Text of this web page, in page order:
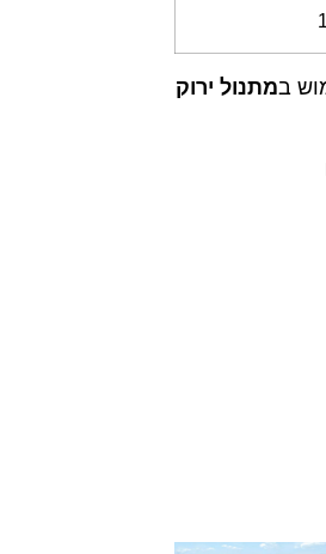
מתנול ירוק